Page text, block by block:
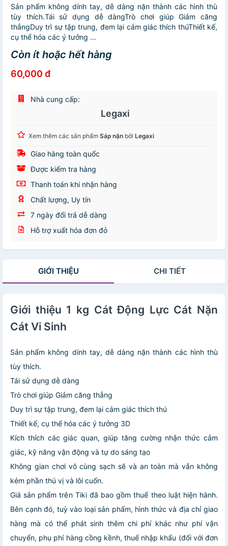
Sản phẩm không dính tay, dễ dàng nặn thành các hình thù
tùy thích.Tái sử dụng dễ dàngTrò chơi giúp Giảm căng
thẳngDuy trì sự tập trung, đem lại cảm giác thích thúThiết kế,
cụ thể hóa các ý tưởng ...
Còn ít hoặc hết hàng
60,000 đ
Nhà cung cấp:
Legaxi
Xem thêm các sản phẩm Sáp nặn bởi Legaxi
Giao hàng toàn quốc
Được kiểm tra hàng
Thanh toán khi nhận hàng
Chất lượng, Uy tín
7 ngày đổi trả dễ dàng
Hỗ trợ xuất hóa đơn đỏ
GIỚI THIỆU CHI TIẾT
Giới thiệu 1 kg Cát Động Lực Cát Nặn
Cát Vi Sinh
Sản phẩm không dính tay, dễ dàng nặn thành các hình thù
tùy thích.
Tái sử dụng dễ dàng
Trò chơi giúp Giảm căng thẳng
Duy trì sự tập trung, đem lại cảm giác thích thú
Thiết kế, cụ thể hóa các ý tưởng 3D
Kích thích các giác quan, giúp tăng cường nhận thức cảm
giác, kỹ năng vận động và tự do sáng tạo
Không gian chơi vô cùng sạch sẽ và an toàn mà vẫn không
kém phần thú vị và lôi cuốn.
Giá sản phẩm trên Tiki đã bao gồm thuế theo luật hiện hành.
Bên cạnh đó, tuỳ vào loại sản phẩm, hình thức và địa chỉ giao
hàng mà có thể phát sinh thêm chi phí khác như phí vận
chuyển, phụ phí hàng cồng kềnh, thuế nhập khẩu (đối với đơn